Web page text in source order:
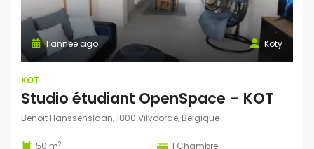
Koty
1 année ago
KOT
Studio étudiant OpenSpace – KOT
Benoit Hanssenslaan, 1800 Vilvoorde, Belgique
50 m2 1 Chambre